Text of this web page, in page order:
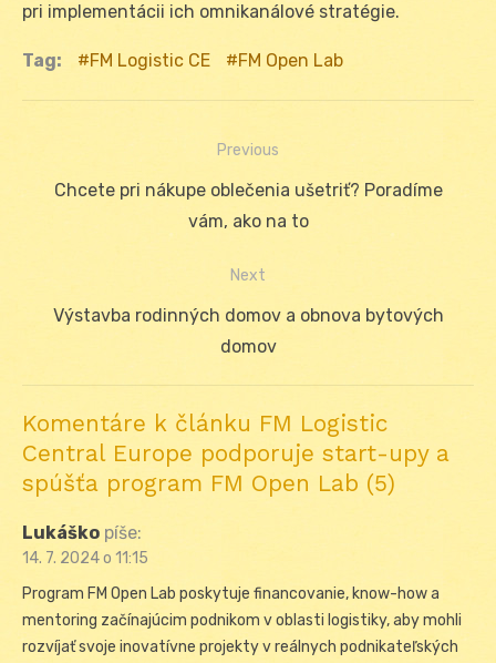
pri implementácii ich omnikanálové stratégie.
Tag: FM Logistic CE FM Open Lab
Navigácia
Previous
Previous
Chcete pri nákupe oblečenia ušetriť? Poradíme
vám, ako na to
Next
Next
Výstavba rodinných domov a obnova bytových
domov
Komentáre k článku FM Logistic
Central Europe podporuje start-upy a
spúšťa program FM Open Lab (5)
Lukáško píše:
14. 7. 2024 o 11:15
Program FM Open Lab poskytuje financovanie, know-how a
mentoring začínajúcim podnikom v oblasti logistiky, aby mohli
rozvíjať svoje inovatívne projekty v reálnych podnikateľských